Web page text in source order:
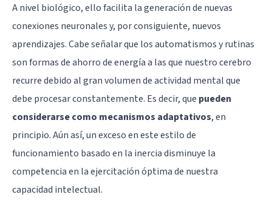
A nivel biológico, ello facilita la generación de nuevas
conexiones neuronales y, por consiguiente, nuevos
aprendizajes. Cabe señalar que los automatismos y rutinas
son formas de ahorro de energía a las que nuestro cerebro
recurre debido al gran volumen de actividad mental que
debe procesar constantemente. Es decir, que pueden
considerarse como mecanismos adaptativos, en
principio. Aún así, un exceso en este estilo de
funcionamiento basado en la inercia disminuye la
competencia en la ejercitación óptima de nuestra
capacidad intelectual.